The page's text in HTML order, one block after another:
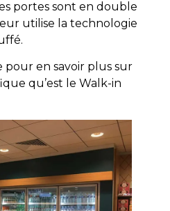
portes sont en double
utilise la technologie
en savoir plus sur
qu’est le Walk-in